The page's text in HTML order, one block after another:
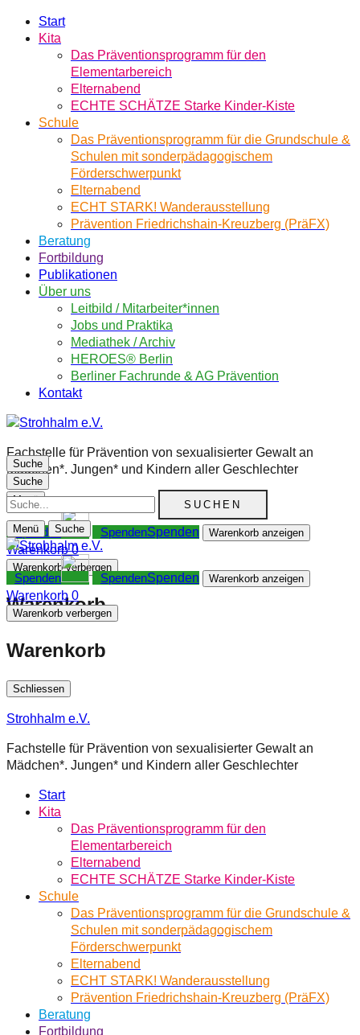
Start
Kita
Das Präventionsprogramm für den
Elementarbereich
Elternabend
ECHTE SCHÄTZE Starke Kinder-Kiste
Schule
Das Präventionsprogramm für die Grundschule &
Schulen mit sonderpädagogischem
Förderschwerpunkt
Elternabend
ECHT STARK! Wanderausstellung
Prävention Friedrichshain-Kreuzberg (PräFX)
Beratung
Fortbildung
Publikationen
Über uns
Leitbild / Mitarbeiter*innen
Jobs und Praktika
Mediathek / Archiv
HEROES® Berlin
Berliner Fachrunde & AG Prävention
Kontakt
Fachstelle für Prävention von sexualisierter Gewalt an
Mädchen*. Jungen* und Kindern aller Geschlechter
Menü
Spenden Warenkorb anzeigen
Warenkorb 0
Warenkorb verbergen
Warenkorb
Suche
Suche
Suche
Menü Suche
Spenden Warenkorb anzeigen
Warenkorb 0
Warenkorb verbergen
Warenkorb
Schliessen
Strohhalm e.V.
Fachstelle für Prävention von sexualisierter Gewalt an
Mädchen*. Jungen* und Kindern aller Geschlechter
Start
Kita
Das Präventionsprogramm für den
Elementarbereich
Elternabend
ECHTE SCHÄTZE Starke Kinder-Kiste
Schule
Das Präventionsprogramm für die Grundschule &
Schulen mit sonderpädagogischem
Förderschwerpunkt
Elternabend
ECHT STARK! Wanderausstellung
Prävention Friedrichshain-Kreuzberg (PräFX)
Beratung
Fortbildung